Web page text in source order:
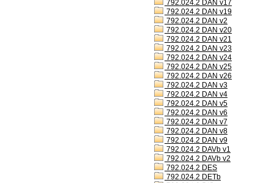
792.024.2 DAN v17
792.024.2 DAN v19
792.024.2 DAN v2
792.024.2 DAN v20
792.024.2 DAN v21
792.024.2 DAN v23
792.024.2 DAN v24
792.024.2 DAN v25
792.024.2 DAN v26
792.024.2 DAN v3
792.024.2 DAN v4
792.024.2 DAN v5
792.024.2 DAN v6
792.024.2 DAN v7
792.024.2 DAN v8
792.024.2 DAN v9
792.024.2 DAVb v1
792.024.2 DAVb v2
792.024.2 DES
792.024.2 DETb